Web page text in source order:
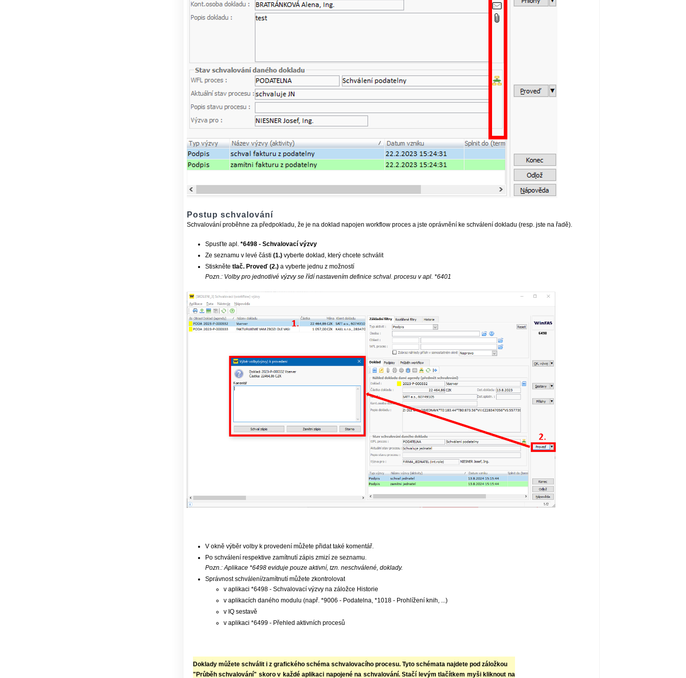
Postup schvalování
Schvalování proběhne za předpokladu, že je na doklad napojen workflow proces a jste oprávnění ke schválení dokladu (resp. jste na řadě).
Spusťte apl. *6498 - Schvalovací výzvy
Ze seznamu v levé části (1.)vyberte doklad, který chcete schválit
Stiskněte tlač. Proveď (2.)a vyberte jednu z možností
Pozn.: Volby pro jednotlivé výzvy se řídí nastavením definice schval. procesu v apl. *6401
V okně výběr volby k provedení můžete přidat také komentář.
Po schválení respektive zamítnutí zápis zmizí ze seznamu.
Pozn.: Aplikace *6498 eviduje pouze aktivní, tzn. neschválené, doklady.
Správnost schválení/zamítnutí můžete zkontrolovat
v aplikaci *6498 - Schvalovací výzvy na záložce Historie
v aplikacích daného modulu (např. *9006 - Podatelna, *1018 - Prohlížení knih, ...)
v IQ sestavě
v aplikaci *6499 - Přehled aktivních procesů
Doklady můžete schválit i z grafického schéma schvalovacího procesu. Tyto schémata najdete pod záložkou
"Průběh schvalování" skoro v každé aplikaci napojené na schvalování. Stačí levým tlačítkem myši kliknout na